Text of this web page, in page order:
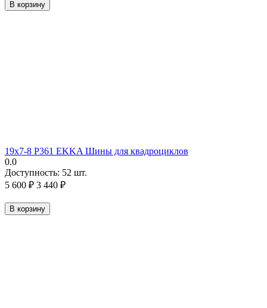
В корзину
19х7-8 P361 EKKA Шины для квадроциклов
0.0
Доступность: 52 шт.
5 600 ₽ 3 440 ₽
В корзину